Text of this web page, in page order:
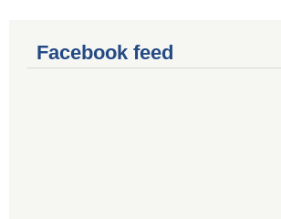
Facebook feed